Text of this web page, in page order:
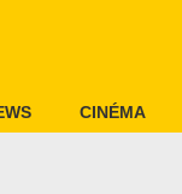
CINÉMA